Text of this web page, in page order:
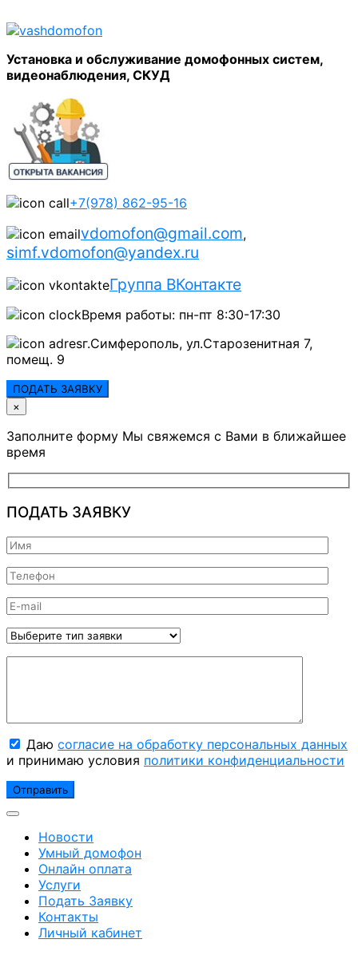
Установка и обслуживание домофонных систем,
видеонаблюдения, СКУД
+7(978) 862-95-16
vdomofon@gmail.com,
simf.vdomofon@yandex.ru
Группа ВКонтакте
Время работы: пн-пт 8:30-17:30
г.Симферополь, ул.Старозенитная 7,
помещ. 9
ПОДАТЬ ЗАЯВКУ
×
Заполните форму Мы свяжемся с Вами в ближайшее
время
ПОДАТЬ ЗАЯВКУ
Даю согласие на обработку персональных данных
и принимаю условия политики конфиденциальности
Новости
Умный домофон
Онлайн оплата
Услуги
Подать Заявку
Контакты
Личный кабинет